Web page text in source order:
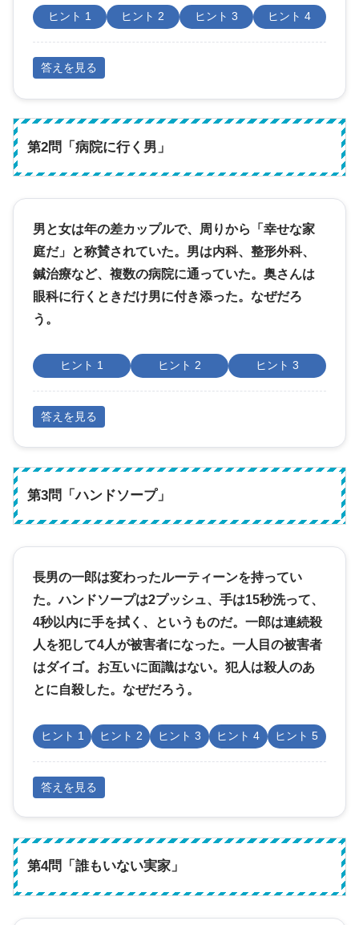
ヒント 1 ヒント 2 ヒント 3 ヒント 4
答えを見る
第2問「病院に行く男」
男と女は年の差カップルで、周りから「幸せな家
庭だ」と称賛されていた。男は内科、整形外科、
鍼治療など、複数の病院に通っていた。奥さんは
眼科に行くときだけ男に付き添った。なぜだろ
う。
ヒント 1 ヒント 2 ヒント 3
答えを見る
第3問「ハンドソープ」
長男の一郎は変わったルーティーンを持ってい
た。ハンドソープは2プッシュ、手は15秒洗って、
4秒以内に手を拭く、というものだ。一郎は連続殺
人を犯して4人が被害者になった。一人目の被害者
はダイゴ。お互いに面識はない。犯人は殺人のあ
とに自殺した。なぜだろう。
ヒント 1 ヒント 2 ヒント 3 ヒント 4 ヒント 5
答えを見る
第4問「誰もいない実家」